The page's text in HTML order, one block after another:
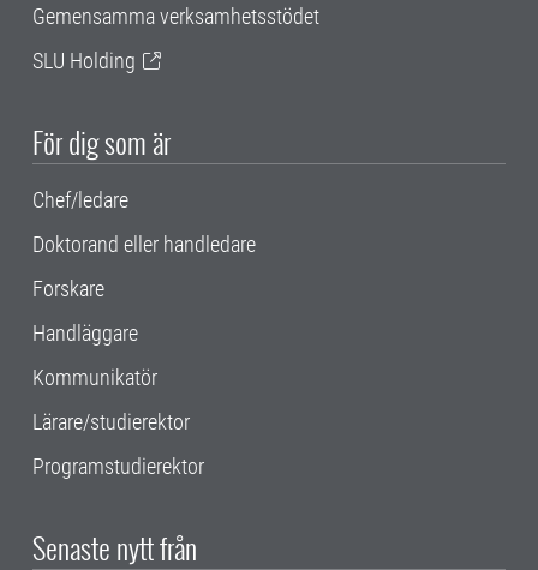
Gemensamma verksamhetsstödet
SLU Holding
För dig som är
Chef/ledare
Doktorand eller handledare
Forskare
Handläggare
Kommunikatör
Lärare/studierektor
Programstudierektor
Senaste nytt från